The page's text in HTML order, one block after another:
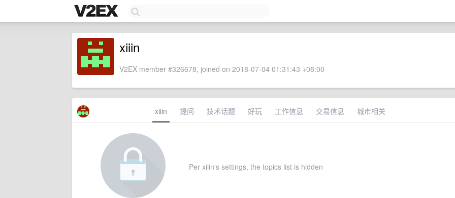
xiiin
V2EX member #326678, joined on 2018-07-04 01:31:43 +08:00
xiiin 提问 技术话题 好玩 工作信息 交易信息 城市相关
Per xiiin's settings, the topics list is hidden